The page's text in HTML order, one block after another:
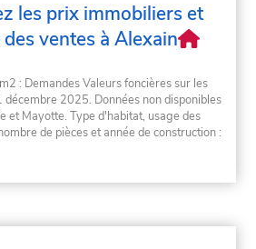
les prix immobiliers et
ventes à Alexain
: Demandes Valeurs foncières sur les
2025. Données non disponibles
et Mayotte. Type d'habitat, usage des
de pièces et année de construction :